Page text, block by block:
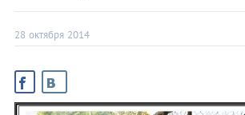
28 октября 2014